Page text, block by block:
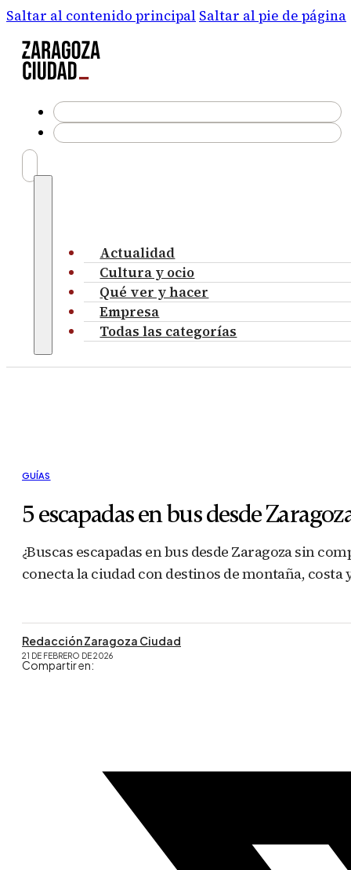
Saltar al contenido principal Saltar al pie de página
Actualidad
Cultura y ocio
Qué ver y hacer
Empresa
Todas las categorías
GUÍAS
5 escapadas en bus desde
¿Buscas escapadas en bus desde Zaragoza sin
conecta la ciudad con destinos de montaña,
Redacción Zaragoza Ciudad
21 DE FEBRERO DE 2026
Compartir en: